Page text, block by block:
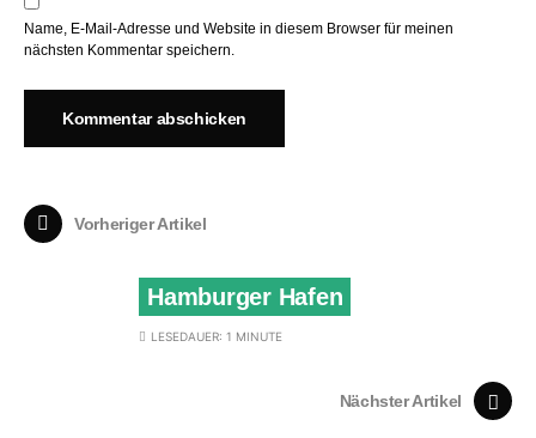
Name, E-Mail-Adresse und Website in diesem Browser für meinen
nächsten Kommentar speichern.
Vorheriger Artikel
Hamburger Hafen
LESEDAUER: 1 MINUTE
Nächster Artikel